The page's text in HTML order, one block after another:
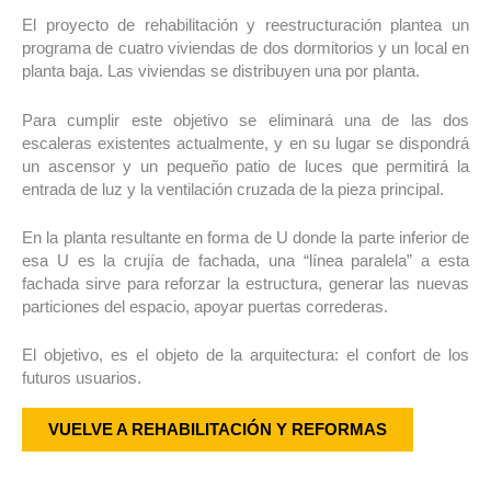
El proyecto de rehabilitación y reestructuración plantea un
programa de cuatro viviendas de dos dormitorios y un local en
planta baja. Las viviendas se distribuyen una por planta.
Para cumplir este objetivo se eliminará una de las dos
escaleras existentes actualmente, y en su lugar se dispondrá
un ascensor y un pequeño patio de luces que permitirá la
entrada de luz y la ventilación cruzada de la pieza principal.
En la planta resultante en forma de U donde la parte inferior de
esa U es la crujía de fachada, una “línea paralela” a esta
fachada sirve para reforzar la estructura, generar las nuevas
particiones del espacio, apoyar puertas correderas.
El objetivo, es el objeto de la arquitectura: el confort de los
futuros usuarios.
VUELVE A REHABILITACIÓN Y REFORMAS